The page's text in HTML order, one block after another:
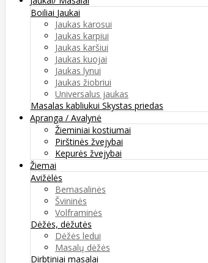
Boiliai Jaukai
Jaukas karosui
Jaukas karpiui
Jaukas karšiui
Jaukas kuojai
Jaukas lynui
Jaukas žiobriui
Universalus jaukas
Masalas kabliukui Skystas priedas
Apranga / Avalynė
Žieminiai kostiumai
Pirštinės žvejybai
Kepurės žvejybai
Žiemai
Avižėlės
Bemasalinės
Švininės
Volframinės
Dėžės, dėžutės
Dėžės ledui
Masalų dėžės
Dirbtiniai masalai